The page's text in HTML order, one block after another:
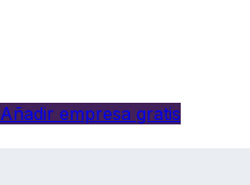
Añadir empresa gratis